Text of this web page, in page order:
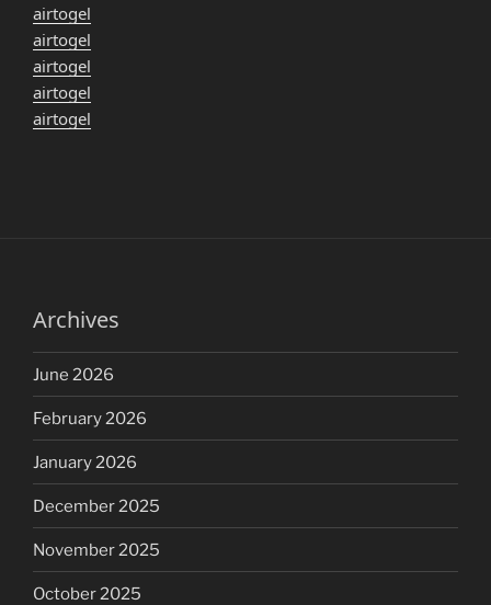
airtogel
airtogel
airtogel
airtogel
airtogel
Archives
June 2026
February 2026
January 2026
December 2025
November 2025
October 2025